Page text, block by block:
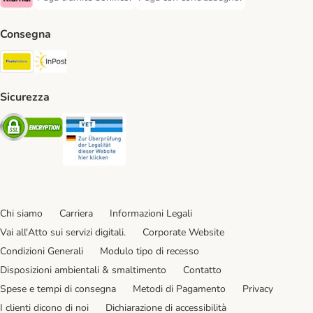
Klarna Payment Method
Paga tramite bonifico. Payment MethodPaga con contrassegno. Payment
Consegna
Poste Italiane. Shipping Method
Sicurezza
Security
Chi siamo Carriera
Informazioni Legali
Vai all'Atto sui servizi digitali.
Corporate Website
Condizioni Generali
Modulo tipo di recesso
Disposizioni ambientali & smaltimento
Contatto
Spese e tempi di consegna
Metodi di Pagamento
Privacy
I clienti dicono di noi
Dichiarazione di accessibilità